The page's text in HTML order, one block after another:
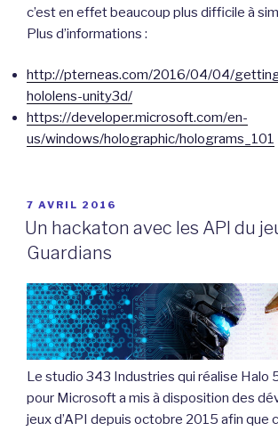
c’est en effet beaucoup plus difficile à
Plus d’informations :
http://pterneas.com/2016/04/04/
hololens-unity3d/
https://developer.microsoft.com/en-
us/windows/holographic/holograms_101
PUBLIÉ
LE
7 AVRIL 2016
Un hackaton avec les API du
Guardians
Le studio 343 Industries qui réalise Halo
pour Microsoft a mis à disposition des
jeux d’API depuis octobre 2015 afin que